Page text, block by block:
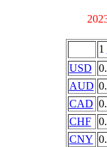
1
USD
AUD
CAD
CHF
CNY